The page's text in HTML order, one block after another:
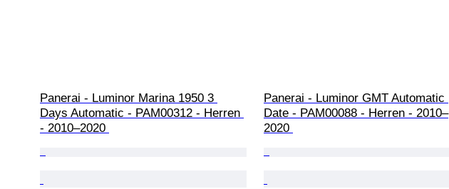
Panerai - Luminor Marina 1950 3
Days Automatic - PAM00312 - Herren
- 2010–2020
Panerai - Luminor GMT Automatic
Date - PAM00088 - Herren - 2010–
2020